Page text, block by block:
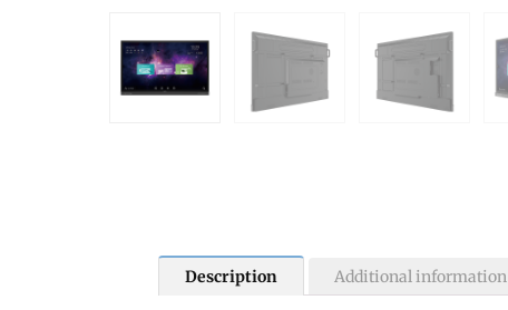
Description Additional information